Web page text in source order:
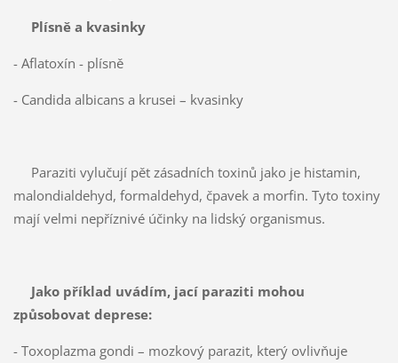
Plísně a kvasinky
- Aflatoxín - plísně
- Candida albicans a krusei – kvasinky
Paraziti vylučují pět zásadních toxinů jako je histamin,
malondialdehyd, formaldehyd, čpavek a morfin. Tyto toxiny
mají velmi nepříznivé účinky na lidský organismus.
Jako příklad uvádím, jací paraziti mohou
způsobovat deprese:
- Toxoplazma gondi – mozkový parazit, který ovlivňuje